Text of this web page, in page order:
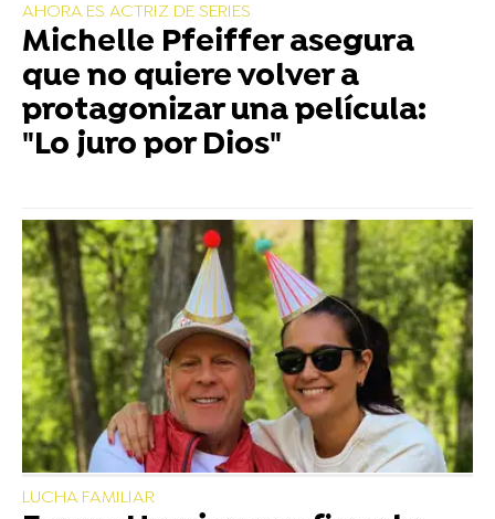
AHORA ES ACTRIZ DE SERIES
Michelle Pfeiffer asegura
que no quiere volver a
protagonizar una película:
"Lo juro por Dios"
LUCHA FAMILIAR